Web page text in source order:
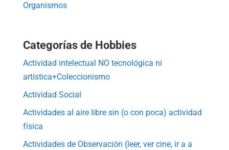
Organismos
Categorías de Hobbies
Actividad intelectual NO tecnológica ni
artística+Coleccionismo
Actividad Social
Actividades al aire libre sin (o con poca) actividad
física
Actividades de Observación (leer, ver cine, ir a a